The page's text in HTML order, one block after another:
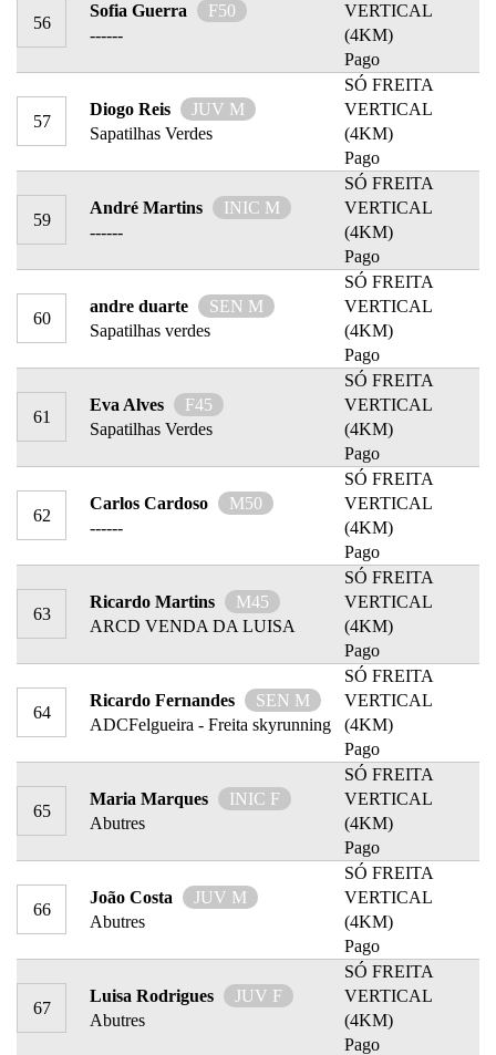
56
Sofia Guerra
F50
------
VERTICAL
(4KM)
Pago
57
Diogo Reis
JUV M
Sapatilhas Verdes
SÓ FREITA
VERTICAL
(4KM)
Pago
59
André Martins
INIC M
------
SÓ FREITA
VERTICAL
(4KM)
Pago
60
andre duarte
SEN M
Sapatilhas verdes
SÓ FREITA
VERTICAL
(4KM)
Pago
61
Eva Alves
F45
Sapatilhas Verdes
SÓ FREITA
VERTICAL
(4KM)
Pago
62
Carlos Cardoso
M50
------
SÓ FREITA
VERTICAL
(4KM)
Pago
63
Ricardo Martins
M45
ARCD VENDA DA LUISA
SÓ FREITA
VERTICAL
(4KM)
Pago
64
Ricardo Fernandes
SEN M
ADCFelgueira - Freita skyrunning
SÓ FREITA
VERTICAL
(4KM)
Pago
65
Maria Marques
INIC F
Abutres
SÓ FREITA
VERTICAL
(4KM)
Pago
66
João Costa
JUV M
Abutres
SÓ FREITA
VERTICAL
(4KM)
Pago
67
Luisa Rodrigues
JUV F
Abutres
SÓ FREITA
VERTICAL
(4KM)
Pago